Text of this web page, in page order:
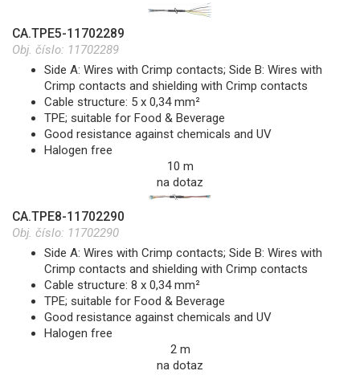
CA.TPE5-11702289
Obj. číslo: 11702289
Side A: Wires with Crimp contacts; Side B: Wires with
Crimp contacts and shielding with Crimp contacts
Cable structure: 5 x 0,34 mm²
TPE; suitable for Food & Beverage
Good resistance against chemicals and UV
Halogen free
10 m
na dotaz
CA.TPE8-11702290
Obj. číslo: 11702290
Side A: Wires with Crimp contacts; Side B: Wires with
Crimp contacts and shielding with Crimp contacts
Cable structure: 8 x 0,34 mm²
TPE; suitable for Food & Beverage
Good resistance against chemicals and UV
Halogen free
2 m
na dotaz